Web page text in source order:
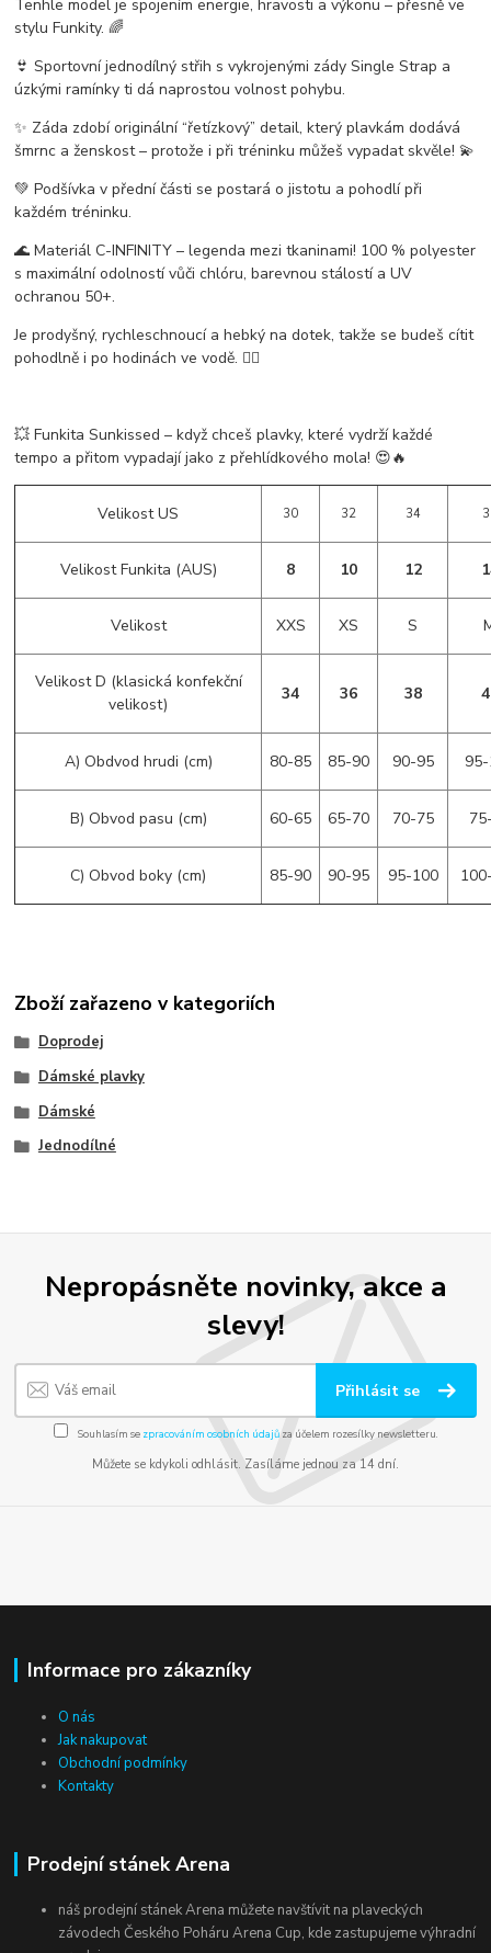
Tenhle model je spojenímenergie, hravosti a výkonu – přesně ve
stylu Funkity. 🌈
👙Sportovní jednodílný střih s vykrojenými zádySingle Strap a
úzkými ramínky ti dá naprostou volnost pohybu.
✨ Záda zdobíoriginální “řetízkový” detail, který plavkám dodává
šmrnc a ženskost – protože i při tréninku můžeš vypadat skvěle! 💫
💚Podšívka v přední části se postará o jistotu a pohodlí při
každém tréninku.
🌊 MateriálC-INFINITY – legenda mezi tkaninami! 100 % polyester
smaximální odolností vůči chlóru,barevnou stálostíaUV
ochranou 50+.
Jeprodyšný, rychleschnoucí a hebký na dotek, takže se budeš cítit
pohodlně i po hodinách ve vodě. 🏊‍♀️
💥Funkita Sunkissed – když chceš plavky, které vydrží každé
tempo a přitom vypadají jako z přehlídkového mola! 😍🔥
Velikost US 30 32 34
Velikost Funkita (AUS) 8 10 12
Velikost XXS XS S
Velikost D (klasická konfekční
velikost)
34 36 38
A) Obdvod hrudi (cm) 80-85 85-90 90-95
B) Obvod pasu (cm) 60-65 65-70 70-75
C) Obvod boky (cm) 85-90 90-95 95-100
Zboží zařazeno v kategoriích
Doprodej
Dámské plavky
Dámské
Jednodílné
Nepropásněte novinky, akce a
slevy!
Přihlásit se
Souhlasím se zpracováním osobních údajůza účelem rozesílky newsletteru.
Můžete se kdykoli odhlásit. Zasíláme jednou za 14 dní.
Informace pro zákazníky
O nás
Jak nakupovat
Obchodní podmínky
Kontakty
Prodejní stánek Arena
náš prodejní stánek Arena můžete navštívit na plaveckých
závodech Českého Poháru Arena Cup, kde zastupujeme výhradní